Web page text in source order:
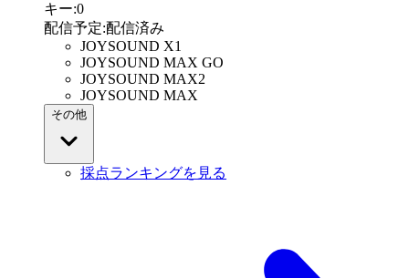
キー:0
配信予定:配信済み
JOYSOUND X1
JOYSOUND MAX GO
JOYSOUND MAX2
JOYSOUND MAX
その他
採点ランキングを見る